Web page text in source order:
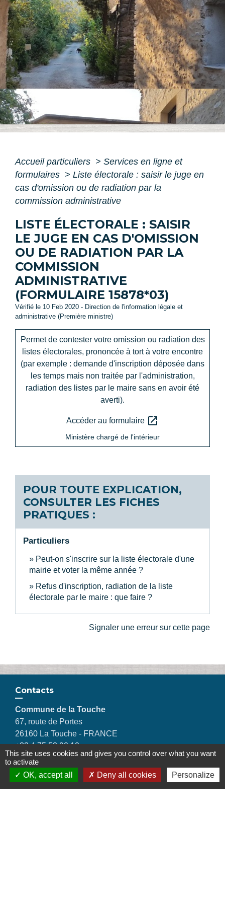
Accueil particuliers > Services en ligne et
formulaires > Liste électorale : saisir le juge en
cas d'omission ou de radiation par la
commission administrative
LISTE ÉLECTORALE : SAISIR
LE JUGE EN CAS D'OMISSION
OU DE RADIATION PAR LA
COMMISSION
ADMINISTRATIVE
(FORMULAIRE 15878*03)
Vérifié le 10 Feb 2020 - Direction de l'information légale et
administrative (Première ministre)
Permet de contester votre omission ou radiation des
listes électorales, prononcée à tort à votre encontre
(par exemple : demande d'inscription déposée dans
les temps mais non traitée par l'administration,
radiation des listes par le maire sans en avoir été
averti).
Accéder au formulaire open_in_new
Ministère chargé de l'intérieur
POUR TOUTE EXPLICATION,
CONSULTER LES FICHES
PRATIQUES :
Particuliers
Peut-on s'inscrire sur la liste électorale d'une
mairie et voter la même année ?
Refus d'inscription, radiation de la liste
électorale par le maire : que faire ?
Signaler une erreur sur cette page
Contacts
Commune de la Touche
67, route de Portes
26160 La Touche - FRANCE
+33 4 75 53 90 10
Contact par formulaire
This site uses cookies and gives you control over what you want
to activate
OK, accept all
Deny all cookies Personalize